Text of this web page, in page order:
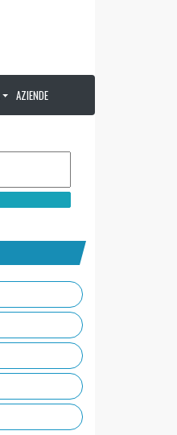
AZIENDE